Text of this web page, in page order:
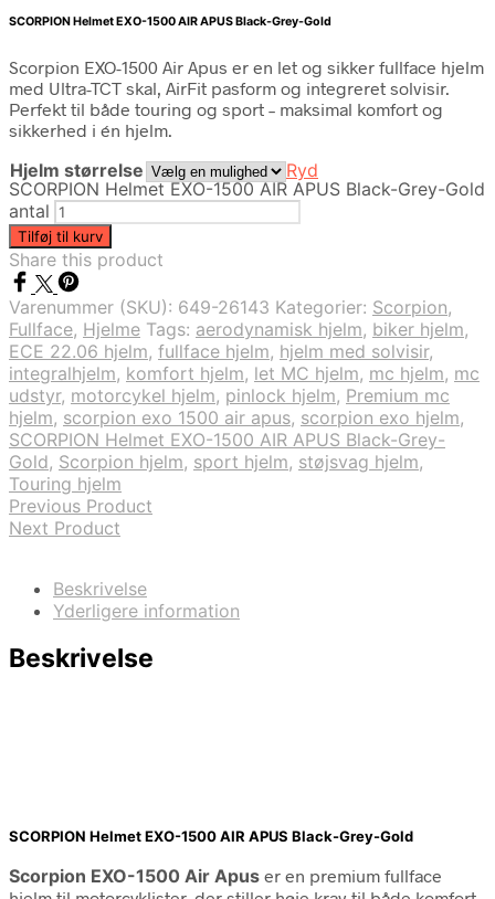
SCORPION Helmet EXO-1500 AIR APUS Black-Grey-Gold
Scorpion EXO-1500 Air Apus er en let og sikker fullface hjelm
med Ultra-TCT skal, AirFit pasform og integreret solvisir.
Perfekt til både touring og sport – maksimal komfort og
sikkerhed i én hjelm.
Hjelm størrelse
Ryd
SCORPION Helmet EXO-1500 AIR APUS Black-Grey-Gold
antal
Tilføj til kurv
Share this product
Varenummer (SKU): 649-26143 Kategorier: Scorpion,
Fullface, Hjelme Tags: aerodynamisk hjelm, biker hjelm,
ECE 22.06 hjelm, fullface hjelm, hjelm med solvisir,
integralhjelm, komfort hjelm, let MC hjelm, mc hjelm, mc
udstyr, motorcykel hjelm, pinlock hjelm, Premium mc
hjelm, scorpion exo 1500 air apus, scorpion exo hjelm,
SCORPION Helmet EXO-1500 AIR APUS Black-Grey-
Gold, Scorpion hjelm, sport hjelm, støjsvag hjelm,
Touring hjelm
Previous Product
Next Product
Beskrivelse
Yderligere information
Beskrivelse
SCORPION Helmet EXO-1500 AIR APUS Black-Grey-Gold
Scorpion EXO-1500 Air Apus er en premium fullface